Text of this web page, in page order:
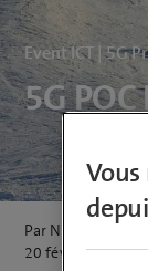
Event ICT | 5G
5G
Par Niklaus Baer
20 février 2022